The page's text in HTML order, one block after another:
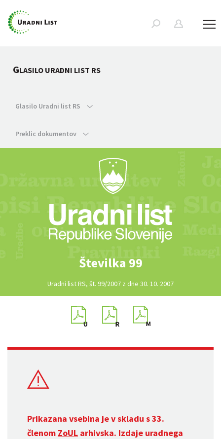
GLASILO URADNI LIST RS
Glasilo Uradni list RS
Preklic dokumentov
Številka 99
Uradni list RS, št. 99/2007 z dne 30. 10. 2007
Prikazana vsebina je v skladu s 33.
členom ZoUL arhivska. Izdaje uradnega